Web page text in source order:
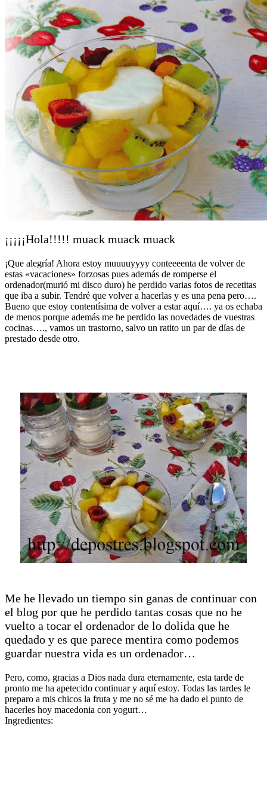
¡¡¡¡¡Hola!!!!! muack muack muack
¡Que alegría! Ahora estoy muuuuyyyy conteeeenta de volver de
estas «vacaciones» forzosas pues además de romperse el
ordenador(murió mi disco duro) he perdido varias fotos de recetitas
que iba a subir. Tendré que volver a hacerlas y es una pena pero….
Bueno que estoy contentísima de volver a estar aquí…. ya os echaba
de menos porque además me he perdido las novedades de vuestras
cocinas…., vamos un trastorno, salvo un ratito un par de días de
prestado desde otro.
Me he llevado un tiempo sin ganas de continuar con
el blog por que he perdido tantas cosas que no he
vuelto a tocar el ordenador de lo dolida que he
quedado y es que parece mentira como podemos
guardar nuestra vida es un ordenador…
Pero, como, gracias a Dios nada dura eternamente, esta tarde de
pronto me ha apetecido continuar y aquí estoy. Todas las tardes le
preparo a mis chicos la fruta y me no sé me ha dado el punto de
hacerles hoy macedonia con yogurt…
Ingredientes: